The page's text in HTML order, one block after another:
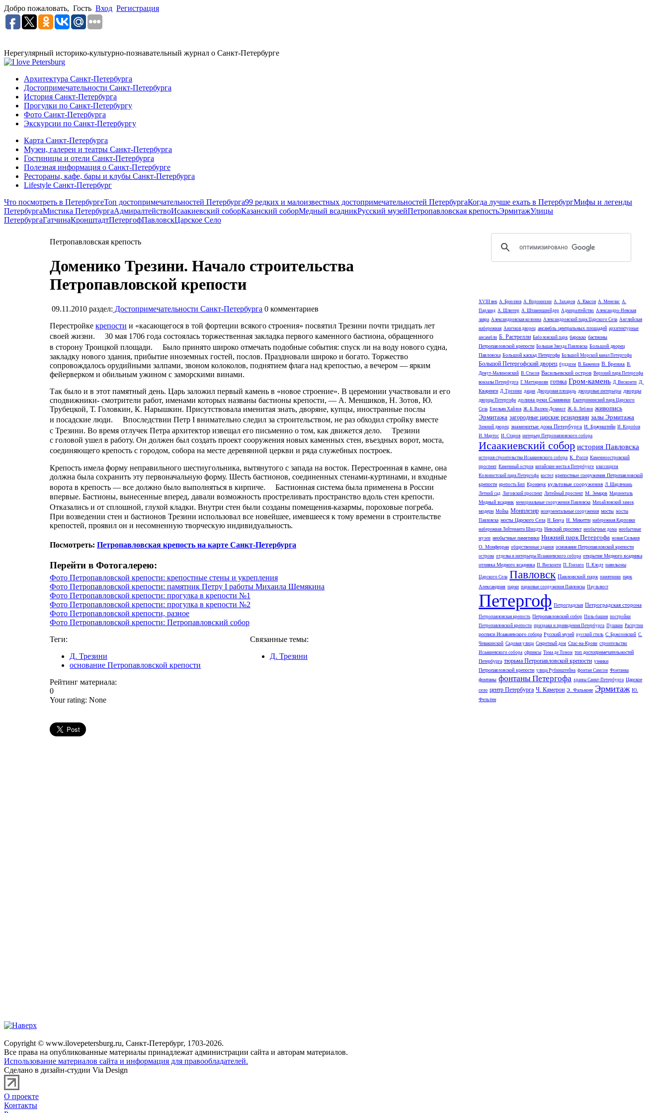
Добро пожаловать, Гость Вход Регистрация
Нерегулярный историко-культурно-познавательный журнал о Санкт-Петербурге
Архитектура Санкт-Петербурга
Достопримечательности Санкт-Петербурга
История Санкт-Петербурга
Прогулки по Санкт-Петербургу
Фото Санкт-Петербурга
Экскурсии по Санкт-Петербургу
Карта Санкт-Петербурга
Музеи, галереи и театры Санкт-Петербурга
Гостиницы и отели Санкт-Петербурга
Полезная информация о Санкт-Петербурге
Рестораны, кафе, бары и клубы Санкт-Петербурга
Lifestyle Санкт-Петербург
Что посмотреть в ПетербургеТоп достопримечательностей Петербурга99 редких и малоизвестных достопримечательностей ПетербургаКогда лучше ехать в ПетербургМифы и легенды
ПетербургаМистика ПетербургаАдмиралтействоИсаакиевский соборКазанский соборМедный всадникРусский музейПетропавловская крепостьЭрмитажУлицы
ПетербургаГатчинаКронштадтПетергофПавловскЦарское Село
Петропавловская крепость
Доменико Трезини. Начало строительства
Петропавловской крепости
09.11.2010 раздел: Достопримечательности Санкт-Петербурга 0 комментариев
Перестройке крепости и «касающегося в той фортеции всякого строения» посвятил Трезини почти тридцать лет
своей жизни. 30 мая 1706 года состоялась торжественная закладка первого каменного бастиона, обращенного
в сторону Троицкой площади. Было принято широко отмечать подобные события: спуск ли на воду нового судна,
закладку нового здания, прибытие иноземных гостей, послов. Праздновали широко и богато. Торжество
сопровождалось орудийными залпами, звоном колоколов, поднятием флага над крепостью, а вечером — ярким
фейерверком и обильным ужином с заморскими винами.
Так было и в этот памятный день. Царь заложил первый камень в «новое строение». В церемонии участвовали и его
сподвижники- смотрители работ, именами которых названы бастионы крепости, — А. Меншиков, Н. Зотов, Ю.
Трубецкой, Т. Головкин, К. Нарышкин. Присутствовала именитая знать, дворяне, купцы, иностранные послы
и посадские люди. Впоследствии Петр I внимательно следил за строительством, не раз обходил стройку вместе
с Трезини. Во время отлучек Петра архитектор извещал его письменно о том, как движется дело. Трезини
с головой ушел в работу. Он должен был создать проект сооружения новых каменных стен, въездных ворот, моста,
соединяющего крепость с городом, собора на месте деревянной церкви и ряда служебных построек.
Крепость имела форму неправильного шестиугольника, вытянутого с запада на восток. Перестроенная в камне, она
должна была сохранить эту первоначальную форму. Шесть бастионов, соединенных стенами-куртинами, и входные
ворота в крепость — все должно было выполняться в кирпиче. Бастионная система была применена в России
впервые. Бастионы, вынесенные вперед, давали возможность простреливать пространство вдоль стен крепости.
Отказались и от сплошной, глухой кладки. Внутри стен были созданы помещения-казармы, пороховые погреба.
При возведении стен и бастионов Трезини использовал все новейшее, имевшееся к тому времени в строительстве
крепостей, проявил он и несомненную творческую индивидуальность.
Посмотреть: Петропавловская крепость на карте Санкт-Петербурга
Перейти в Фотогалерею:
Фото Петропавловской крепости: крепостные стены и укрепления
Фото Петропавловской крепости: памятник Петру I работы Михаила Шемякина
Фото Петропавловской крепости: прогулка в крепости №1
Фото Петропавловской крепости: прогулка в крепости №2
Фото Петропавловской крепости, разное
Фото Петропавловской крепости: Петропавловский собор
Теги:
Д. Трезини
основание Петропавловской крепости
Связанные темы:
Д. Трезини
Рейтинг материала:
0
Your rating: None
XVIII век А. Брюллов А. Воронихин А. Захаров А. Квасов А. Менелас А.
Парланд А. Шлютер А. Штакеншнейдер Адмиралтейство Александро-Невская
лавра Александровская колонна Александровский парк Царского Села Английская
набережная Аничков дворец ансамбль центральных площадей архитектурные
ансамбли Б. Растрелли Баболовский парк барокко бастионы
Петропавловской крепости Большая Звезда Павловска Большой дворец
Павловска Большой каскад Петергофа Большой Морской канал Петергофа
Большой Петергофский дворец буддизм В. Баженов В. Бренна В.
Демут-Малиновский В. Стасов Васильевский остров Верхний парк Петергофа
вокзалы Петербурга Г. Маттарнови готика Гром-камень Д. Висконти Д.
Кваренги Д. Трезини дацан Дворцовая площадь дворцовые интерьеры дворцы
дворцы Петергофа долина реки Славянки Екатерининский парк Царского
Села Емельян Хайлов Ж.-Б. Валлен-Деламот Ж.-Б. Леблон живопись
Эрмитажа загородные царские резиденции залы Эрмитажа
Зимний дворец знаменитые дома Петербурга И. Браунштейн И. Коробов
И. Мартос И. Старов интерьер Петропавловского собора
Исаакиевский собор история Павловска
история строительства Исаакиевского собора К. Росси Каменноостровский
проспект Каменный остров китайские места в Петербурге классицизм
Колонистский парк Петергофа костел крепостные сооружения Петропавловской
крепости крепость Бип Кронверк культовые сооружения Л. Шарлемань
Летний сад Лиговский проспект Литейный проспект М. Земцов Мариенталь
Медный всадник мемориальные сооружения Павловска Михайловский замок
модерн Мойка Монплезир монументальные сооружения мосты мосты
Павловска мосты Царского Села Н. Бенуа Н. Микетти набережная Карповки
набережная Лейтенанта Шмидта Невский проспект необычные дома необычные
музеи необычные памятники Нижний парк Петергофа новая Сильвия
О. Монферран общественные здания основание Петропавловской крепости
острова отделка и интерьеры Исаакиевского собора открытие Медного всадника
отливка Медного всадника П. Висконти П. Гонзаго П. Клодт павильоны
Царского Села Павловск Павловский парк памятники парк
Александрия парки парковые сооружения Павловска Паульлюст
Петергоф Петроградская Петроградская сторона
Петропавловская крепость Петропавловский собор Пиль-башня постройки
Петропавловской крепости призраки и привидения Петербурга Пушкин Распутин
росписи Исаакиевского собора Русский музей русский стиль С. Бржозовский С.
Чевакинский Садовая улица Секретный дом Спас-на-Крови строительство
Исаакиевского собора сфинксы Тома де Томон топ достопримечательностей
Петербурга тюрьма Петропавловской крепости узники
Петропавловской крепости улица Рубинштейна фонтан Самсон Фонтанка
фонтаны фонтаны Петергофа храмы Санкт-Петербурга Царское
село центр Петербурга Ч. Камерон Э. Фальконе Эрмитаж Ю.
Фельтен
Copyright © www.ilovepetersburg.ru, Санкт-Петербург, 1703-2026.
Все права на опубликованные материалы принадлежат администрации сайта и авторам материалов.
Использование материалов сайта и информация для правообладателей.
Сделано в дизайн-студии Via Design
О проекте
Контакты